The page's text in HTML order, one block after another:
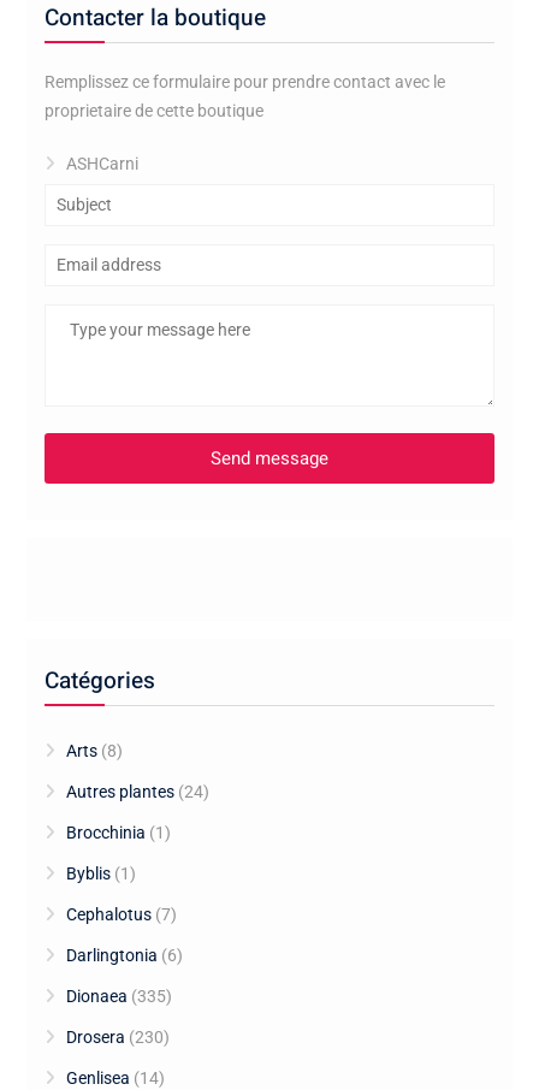
Contacter la boutique
Remplissez ce formulaire pour prendre contact avec le
proprietaire de cette boutique
ASHCarni
Catégories
Arts (8)
Autres plantes (24)
Brocchinia (1)
Byblis (1)
Cephalotus (7)
Darlingtonia (6)
Dionaea (335)
Drosera (230)
Genlisea (14)